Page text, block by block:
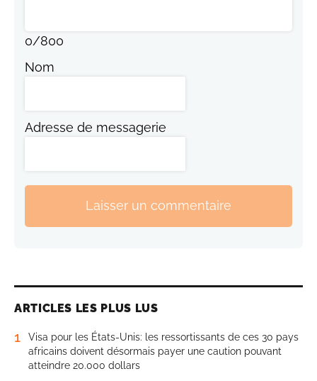
0/800
Nom
Adresse de messagerie
Laisser un commentaire
ARTICLES LES PLUS LUS
1
Visa pour les États-Unis: les ressortissants de ces 30 pays
africains doivent désormais payer une caution pouvant
atteindre 20.000 dollars